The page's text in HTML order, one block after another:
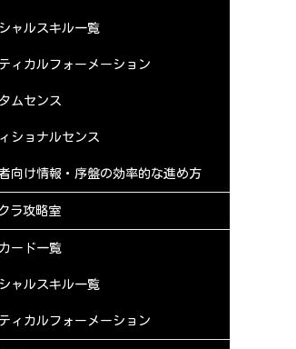
ャルスキル一覧
ィカルフォーメーション
ムセンス
ショナルセンス
向け情報・序盤の効率的な進め方
ラ攻略室
ード一覧
ャルスキル一覧
ィカルフォーメーション